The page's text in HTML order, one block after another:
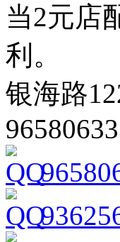
当2元店
利。
银海路